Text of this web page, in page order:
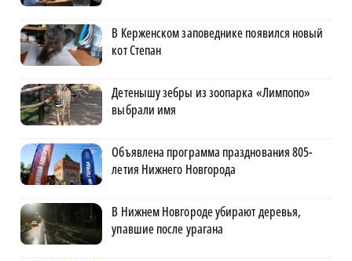
В Керженском заповеднике появился новый
кот Степан
Детенышу зебры из зоопарка «Лимпопо»
выбрали имя
Объявлена программа празднования 805-
летия Нижнего Новгорода
В Нижнем Новгороде убирают деревья,
упавшие после урагана